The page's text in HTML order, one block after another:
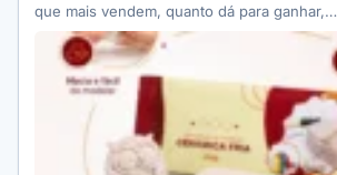
que mais vendem, quanto dá para ganhar,…